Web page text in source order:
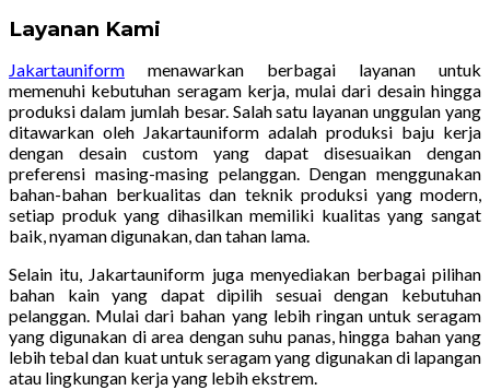
Layanan Kami
Jakartauniform
menawarkan berbagai layanan untuk
memenuhi kebutuhan seragam kerja, mulai dari desain hingga
produksi dalam jumlah besar. Salah satu layanan unggulan yang
ditawarkan oleh Jakartauniform adalah produksi baju kerja
dengan desain custom yang dapat disesuaikan dengan
preferensi masing-masing pelanggan. Dengan menggunakan
bahan-bahan berkualitas dan teknik produksi yang modern,
setiap produk yang dihasilkan memiliki kualitas yang sangat
baik, nyaman digunakan, dan tahan lama.
Selain itu, Jakartauniform juga menyediakan berbagai pilihan
bahan kain yang dapat dipilih sesuai dengan kebutuhan
pelanggan. Mulai dari bahan yang lebih ringan untuk seragam
yang digunakan di area dengan suhu panas, hingga bahan yang
lebih tebal dan kuat untuk seragam yang digunakan di lapangan
atau lingkungan kerja yang lebih ekstrem.